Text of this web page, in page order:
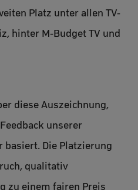
Platz unter allen TV-
hinter M-Budget TV und
diese Auszeichnung,
unserer
basiert. Die Platzierung
qualitativ
zu einem fairen Preis